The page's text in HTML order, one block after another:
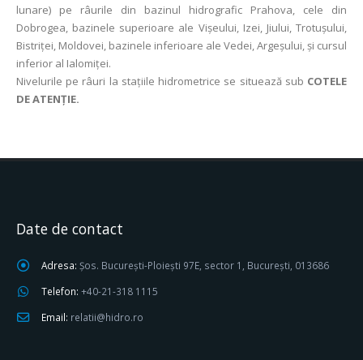
lunare) pe râurile din bazinul hidrografic Prahova, cele din
Dobrogea, bazinele superioare ale Vișeului, Izei, Jiului, Trotușului,
Bistriței, Moldovei, bazinele inferioare ale Vedei, Argeșului, și cursul
inferior al Ialomiţei.
Nivelurile pe râuri la staţiile hidrometrice se situează sub COTELE
DE ATENŢIE.
Date de contact
Adresa: Șos. București-Ploiești 97E, sector 1, București, 013686
Telefon: +40-21-318 1115
Email: relatii@hidro.ro